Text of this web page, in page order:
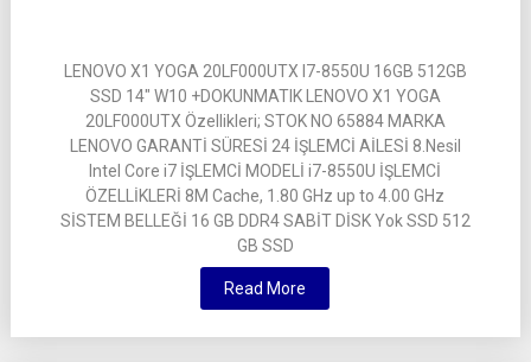
LENOVO X1 YOGA 20LF000UTX I7-8550U 16GB 512GB
SSD 14″ W10 +DOKUNMATIK LENOVO X1 YOGA
20LF000UTX Özellikleri; STOK NO 65884 MARKA
LENOVO GARANTİ SÜRESİ 24 İŞLEMCİ AİLESİ 8.Nesil
Intel Core i7 İŞLEMCİ MODELİ i7-8550U İŞLEMCİ
ÖZELLİKLERİ 8M Cache, 1.80 GHz up to 4.00 GHz
SİSTEM BELLEĞİ 16 GB DDR4 SABİT DİSK Yok SSD 512
GB SSD
Read More